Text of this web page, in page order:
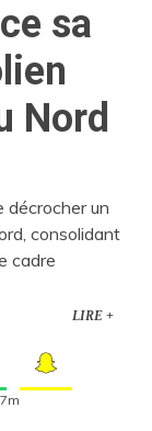
sa
Nord
décrocher un
consolidant
cadre
LIRE +